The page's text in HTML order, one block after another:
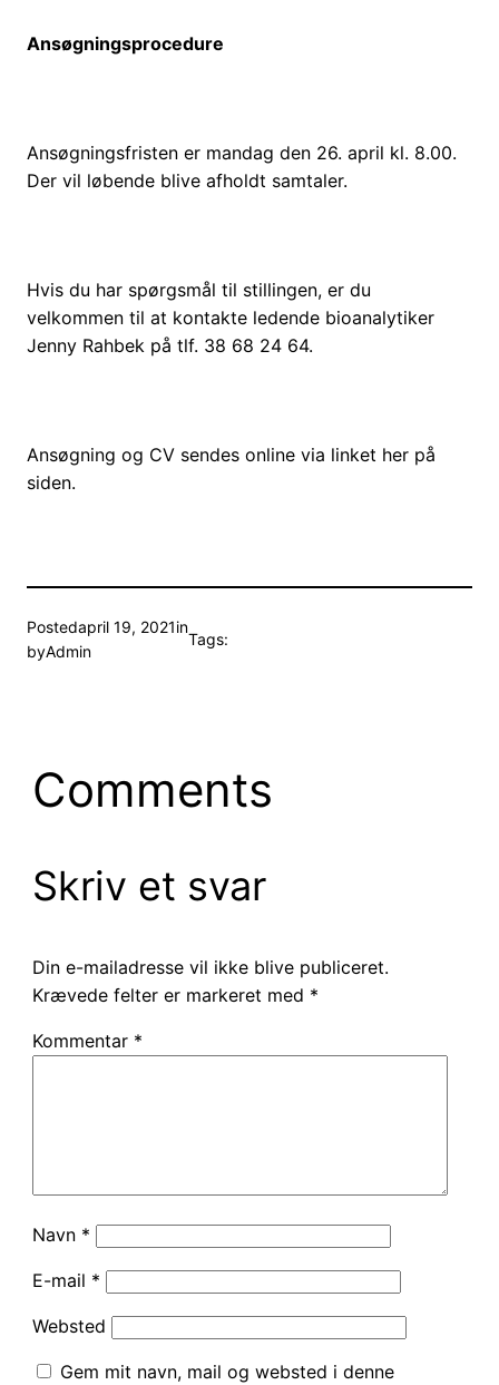
Ansøgningsprocedure
Ansøgningsfristen er mandag den 26. april kl. 8.00.
Der vil løbende blive afholdt samtaler.
Hvis du har spørgsmål til stillingen, er du
velkommen til at kontakte ledende bioanalytiker
Jenny Rahbek på tlf. 38 68 24 64.​
Ansøgning og CV sendes online via linket her på
siden.
Postedapril 19, 2021in
byAdmin
Tags:
Comments
Skriv et svar
Din e-mailadresse vil ikke blive publiceret.
Krævede felter er markeret med *
Kommentar *
Navn *
E-mail *
Websted
Gem mit navn, mail og websted i denne